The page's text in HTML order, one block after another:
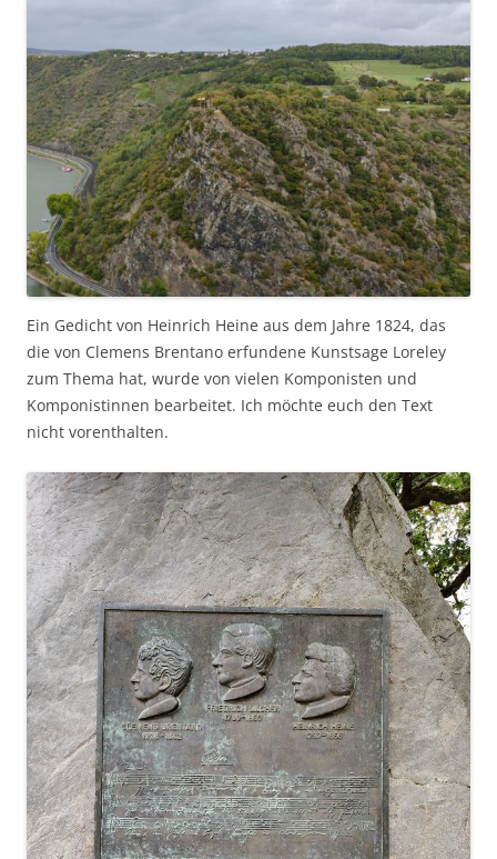
Ein Gedicht von Heinrich Heine aus dem Jahre 1824, das
die von Clemens Brentano erfundene Kunstsage Loreley
zum Thema hat, wurde von vielen Komponisten und
Komponistinnen bearbeitet. Ich möchte euch den Text
nicht vorenthalten.